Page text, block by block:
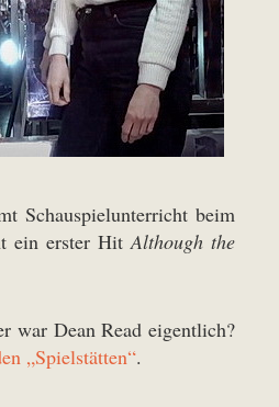
Schauspielunterricht beim
ein erster HitAlthough the
war Dean Read eigentlich?
„Spielstätten“.